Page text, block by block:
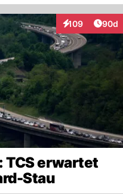
109
Interaktionen
90d
TCS erwartet
Stau